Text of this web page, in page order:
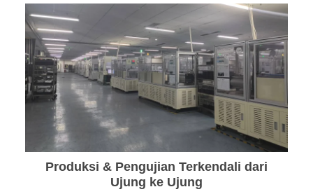
Produksi & Pengujian Terkendali dari
Ujung ke Ujung